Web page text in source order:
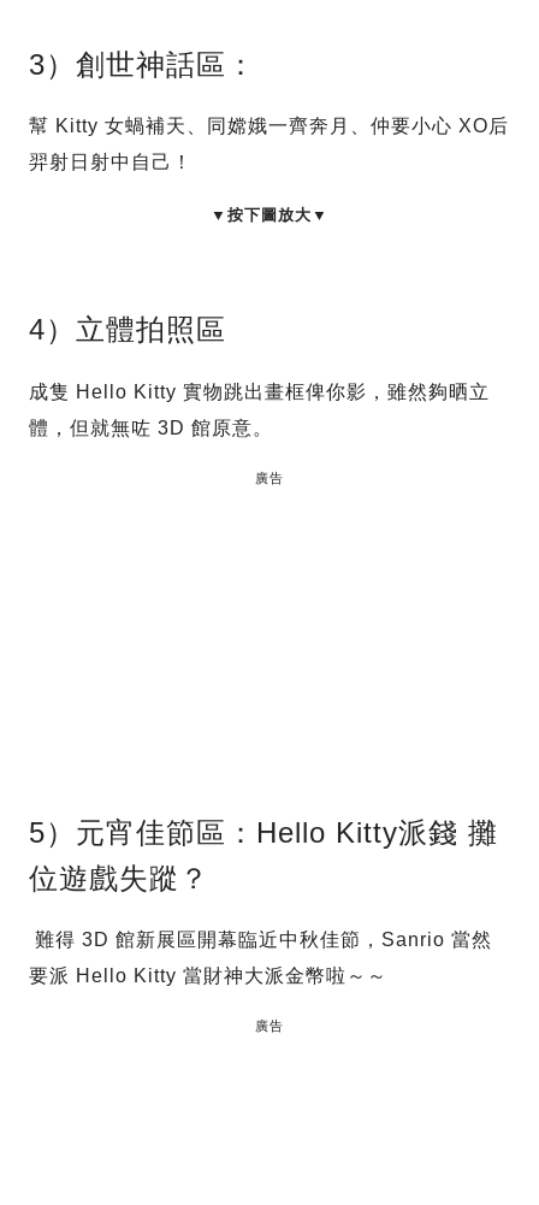
3）創世神話區：
幫 Kitty 女蝸補天、同嫦娥一齊奔月、仲要小心 XO后
羿射日射中自己！
▼按下圖放大▼
4）立體拍照區
成隻 Hello Kitty 實物跳出畫框俾你影，雖然夠晒立
體，但就無咗 3D 館原意。
廣告
5）元宵佳節區：Hello Kitty派錢 攤
位遊戲失蹤？
難得 3D 館新展區開幕臨近中秋佳節，Sanrio 當然
要派 Hello Kitty 當財神大派金幣啦～～
廣告